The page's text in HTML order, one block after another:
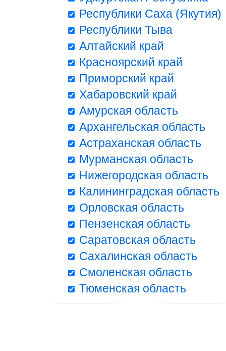
Республики Саха (Якутия)
Республики Тыва
Алтайский край
Красноярский край
Приморский край
Хабаровский край
Амурская область
Архангельская область
Астраханская область
Мурманская область
Нижегородская область
Калининградская область
Орловская область
Пензенская область
Саратовская область
Сахалинская область
Смоленская область
Тюменская область